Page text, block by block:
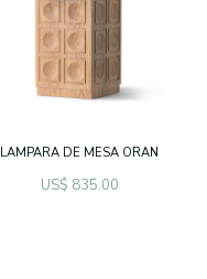
LAMPARA DE MESA ORAN
US$ 835.00